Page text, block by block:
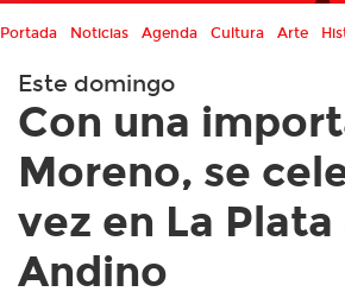
Portada Noticias Agenda Cultura Arte
Este domingo
Con una
Moreno, se
vez en La
Andino